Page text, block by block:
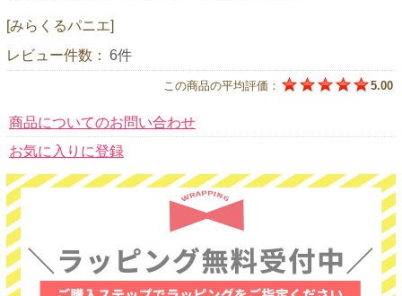
[みらくるパニエ]
レビュー件数： 6件
この商品の平均評価： 5.00
商品についてのお問い合わせ
お気に入りに登録